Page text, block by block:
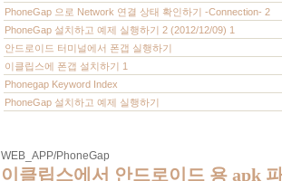
PhoneGap 으로 Network 연결 상태 확인하기 -Connection- 2
PhoneGap 설치하고 예제 실행하기 2 (2012/12/09) 1
안드로이드 터미널에서 폰갭 실행하기
이클립스에 폰갭 설치하기 1
Phonegap Keyword Index
PhoneGap 설치하고 예제 실행하기
WEB_APP/PhoneGap
이클립스에서 안드로이드 용 apk